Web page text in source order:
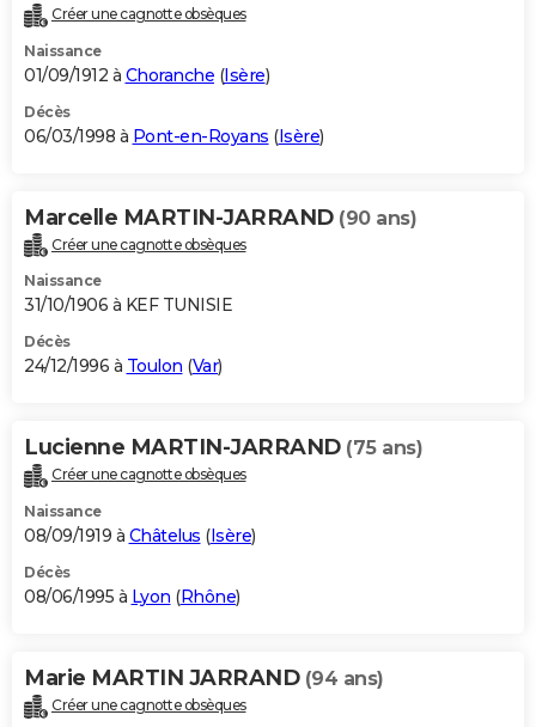
Créer une cagnotte obsèques
Naissance
01/09/1912 à Choranche (Isère)
Décès
06/03/1998 à Pont-en-Royans (Isère)
Marcelle MARTIN-JARRAND (90 ans)
Créer une cagnotte obsèques
Naissance
31/10/1906 à KEF TUNISIE
Décès
24/12/1996 à Toulon (Var)
Lucienne MARTIN-JARRAND (75 ans)
Créer une cagnotte obsèques
Naissance
08/09/1919 à Châtelus (Isère)
Décès
08/06/1995 à Lyon (Rhône)
Marie MARTIN JARRAND (94 ans)
Créer une cagnotte obsèques